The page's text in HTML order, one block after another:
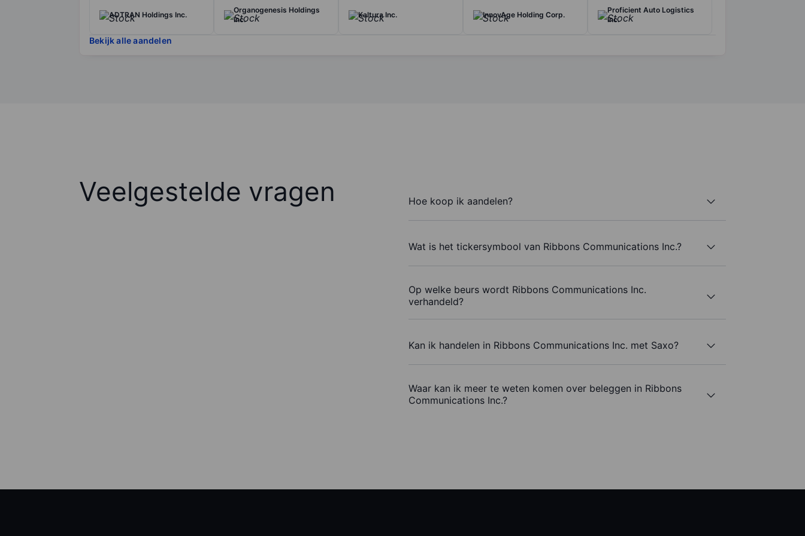
ADTRAN Holdings Inc.
Organogenesis Holdings
Inc.
Kaltura Inc. InnovAge Holding Corp.
Proficient Auto Logistics
Inc.
Bekijk alle aandelen
Veelgestelde vragen Hoe koop ik aandelen?
Wat is het tickersymbool van Ribbons Communications Inc.?
Op welke beurs wordt Ribbons Communications Inc.
verhandeld?
Kan ik handelen in Ribbons Communications Inc. met Saxo?
Waar kan ik meer te weten komen over beleggen in Ribbons
Communications Inc.?